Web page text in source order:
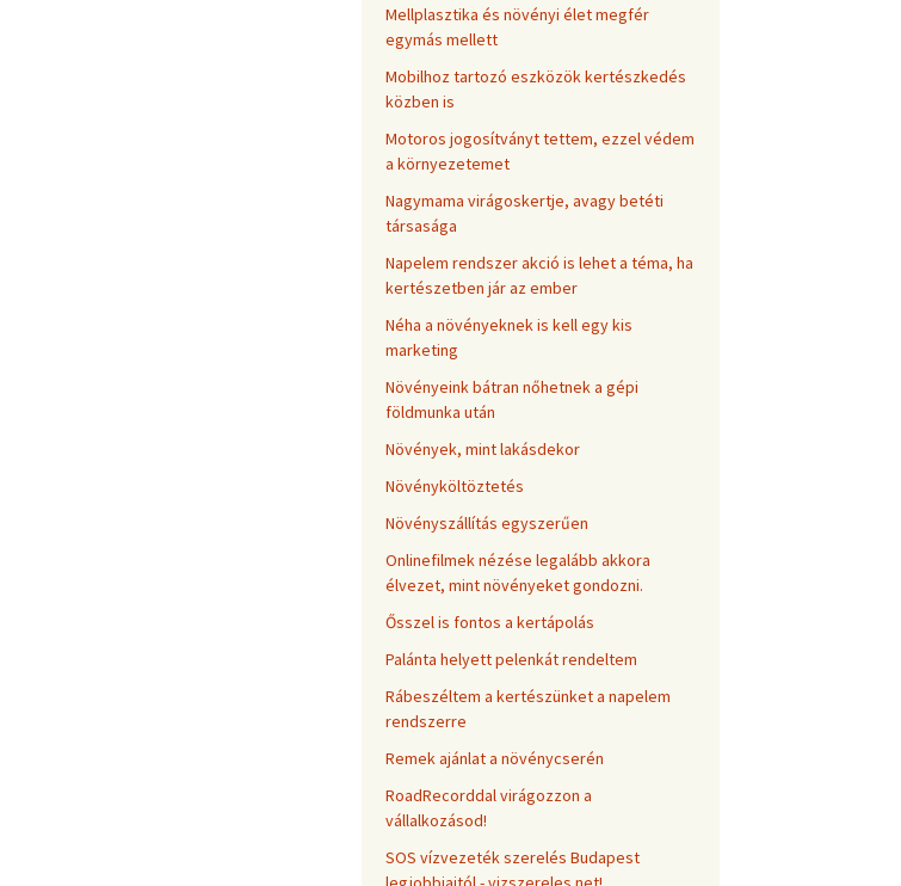
Mellplasztika és növényi élet megfér
egymás mellett
Mobilhoz tartozó eszközök kertészkedés
közben is
Motoros jogosítványt tettem, ezzel védem
a környezetemet
Nagymama virágoskertje, avagy betéti
társasága
Napelem rendszer akció is lehet a téma, ha
kertészetben jár az ember
Néha a növényeknek is kell egy kis
marketing
Növényeink bátran nőhetnek a gépi
földmunka után
Növények, mint lakásdekor
Növényköltöztetés
Növényszállítás egyszerűen
Onlinefilmek nézése legalább akkora
élvezet, mint növényeket gondozni.
Ősszel is fontos a kertápolás
Palánta helyett pelenkát rendeltem
Rábeszéltem a kertészünket a napelem
rendszerre
Remek ajánlat a növénycserén
RoadRecorddal virágozzon a
vállalkozásod!
SOS vízvezeték szerelés Budapest